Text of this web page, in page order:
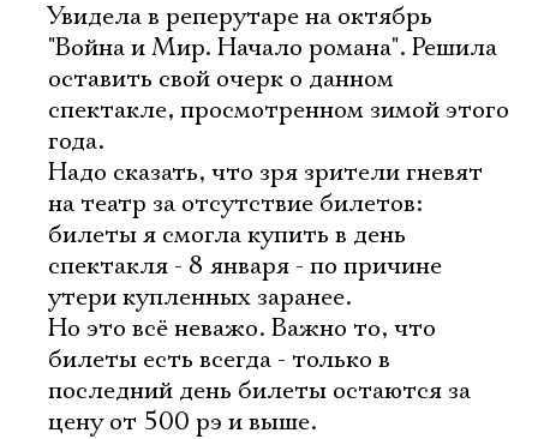
Увидела в реперутаре на октябрь
"Война и Мир. Начало романа". Решила
оставить свой очерк о данном
спектакле, просмотренном зимой этого
года.
Надо сказать, что зря зрители гневят
на театр за отсутствие билетов:
билеты я смогла купить в день
спектакля - 8 января - по причине
утери купленных заранее.
Но это всё неважо. Важно то, что
билеты есть всегда - только в
последний день билеты остаются за
цену от 500 рэ и выше.